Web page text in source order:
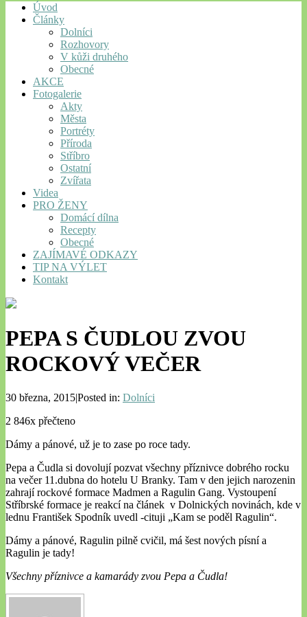
Úvod
Články
Dolníci
Rozhovory
V kůži druhého
Obecné
AKCE
Fotogalerie
Akty
Města
Portréty
Příroda
Stříbro
Ostatní
Zvířata
Videa
PRO ŽENY
Domácí dílna
Recepty
Obecné
ZAJÍMAVÉ ODKAZY
TIP NA VÝLET
Kontakt
PEPA S ČUDLOU ZVOU
ROCKOVÝ VEČER
30 března, 2015|Posted in: Dolníci
2 846x přečteno
Dámy a pánové, už je to zase po roce tady.
Pepa a Čudla si dovolují pozvat všechny příznivce dobrého rocku
na večer 11.dubna do hotelu U Branky. Tam v den jejich narozenin
zahrají rockové formace Madmen a Ragulin Gang. Vystoupení
Stříbrské formace je reakcí na článek v Dolnických novinách, kde v
lednu František Spodník uvedl -cituji „Kam se poděl Ragulin“.
Dámy a pánové, Ragulin pilně cvičil, má šest nových písní a
Ragulin je tady!
Všechny příznivce a kamarády zvou Pepa a Čudla!